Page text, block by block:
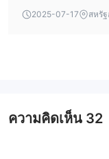
เงื่อนไข
5. เติมเงินในบัญชีซื้อข
เพิ่มเติมในระหว่างขั้น
catering to traders
account types
traders. This
provided by the
2025-07-17 สหรัฐ
ความคิดเห็น 32